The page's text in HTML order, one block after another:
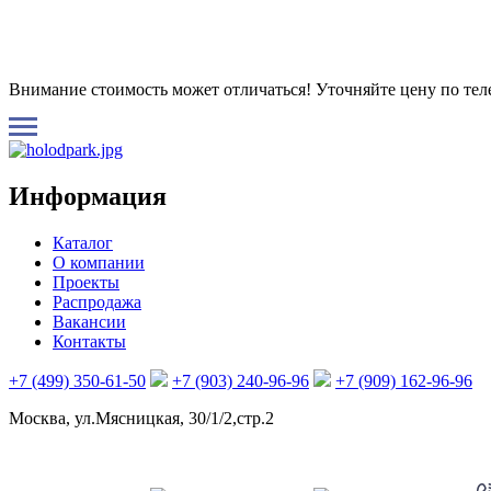
Внимание стоимость может отличаться! Уточняйте цену по
Информация
Каталог
О компании
Проекты
Распродажа
Вакансии
Контакты
+7 (499) 350-61-50 +7 (903) 240-96-96
+7 (909) 162-96-96
Москва, ул.Мясницкая, 30/1/2,стр.2